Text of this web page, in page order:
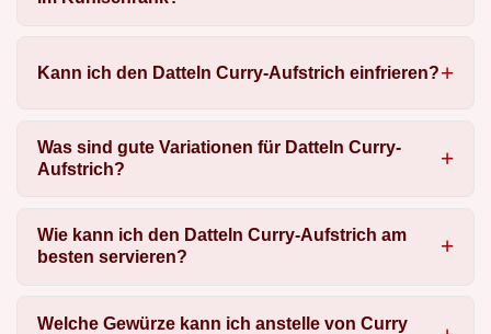
Kann ich den Datteln Curry-Aufstrich einfrieren?
Was sind gute Variationen für Datteln Curry-
Aufstrich?
Wie kann ich den Datteln Curry-Aufstrich am
besten servieren?
Welche Gewürze kann ich anstelle von Curry